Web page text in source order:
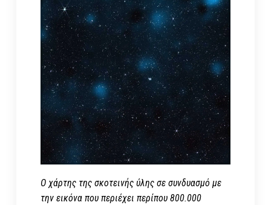
Ο χάρτης της σκοτεινής ύλης σε συνδυασμό με
την εικόνα που περιέχει περίπου 800.000